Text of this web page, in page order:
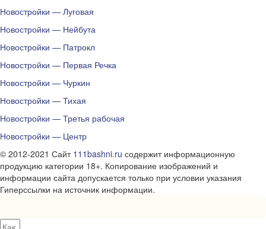
Новостройки — Луговая
Новостройки — Нейбута
Новостройки — Патрокл
Новостройки — Первая Речка
Новостройки — Чуркин
Новостройки — Тихая
Новостройки — Третья рабочая
Новостройки — Центр
© 2012-2021 Сайт 111bashni.ru содержит информационную
продукцию категории 18+. Копирование изображений и
информации сайта допускается только при условии указания
Гиперссылки на источник информации.